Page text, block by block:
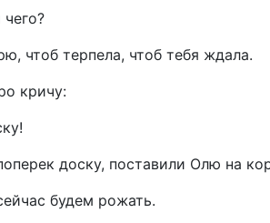
чтоб терпела, чтоб тебя ждала.
кричу:
доску, поставили Олю на
будем рожать.